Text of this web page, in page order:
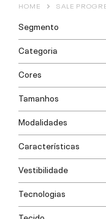
HOME SALE
Segmento
Categoria
Cores
Tamanhos
Modalidades
Características
Vestibilidade
Tecnologias
Tecido